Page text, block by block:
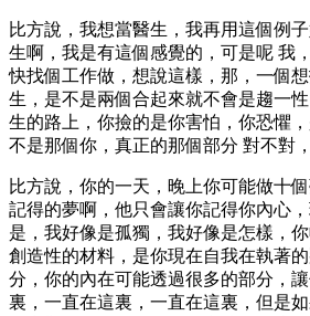
比方說，我想當醫生，我再用這個例
生啊，我是有這個感覺的，可是呢 我
快找個工作做，想說這樣，那，一個
生，是不是兩個合起來就不會是趨一
生的路上，你撿的是你害怕，你恐懼
不是那個你，真正的那個部分 對不對
比方說，你的一天，晚上你可能做十
記得的夢啊，他只會讓你記得你內心
是，我好像是孤獨，我好像是怎樣，
創造性的材料，是你現在自我在執著
分，你的內在可能透過很多的部分，
裏，一直在這裏，一直在這裏，但是